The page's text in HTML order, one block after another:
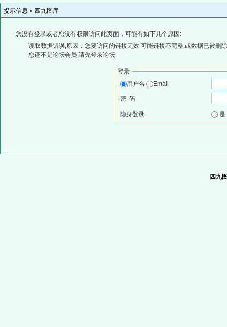
提示信息 » 四九图库
您没有登录或者您没有权限访问此页面，可能有如下几个原因:
读取数据错误,原因：您要访问的链接无效,可能链接不完整,或数据已被删
您还不是论坛会员,请先登录论坛
登录
用户名
Email
密 码
隐身登录
四九